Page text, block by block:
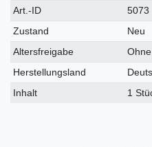
Art.-ID
5073
Zustand
Neu
Altersfreigabe
Herstellungsland
Inhalt
1